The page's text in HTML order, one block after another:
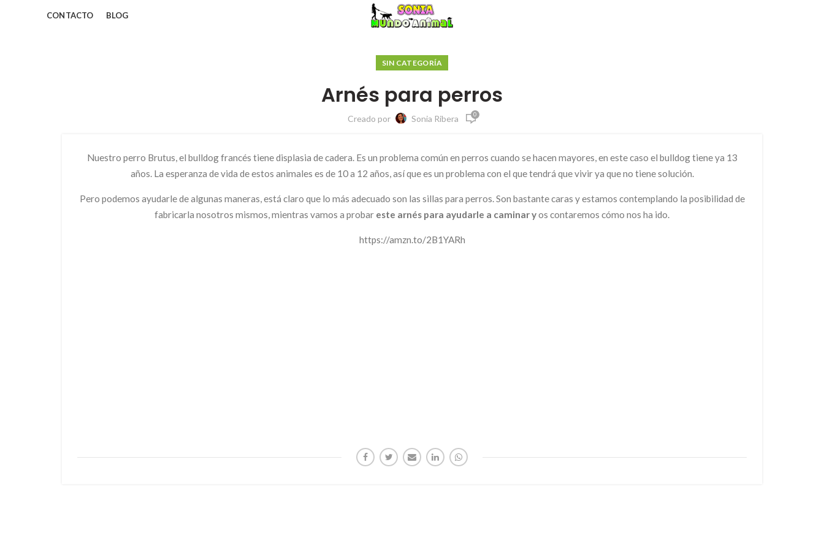
CONTACTO BLOG
SIN CATEGORÍA
Arnés para perros
Creado por Sonia Ribera 0
Nuestro perro Brutus, el bulldog francés tiene displasia de cadera. Es un problema común en perros cuando se hacen mayores, en este caso el bulldog tiene ya 13
años. La esperanza de vida de estos animales es de 10 a 12 años, así que es un problema con el que tendrá que vivir ya que no tiene solución.
Pero podemos ayudarle de algunas maneras, está claro que lo más adecuado son las sillas para perros. Son bastante caras y estamos contemplando la posibilidad de
fabricarla nosotros mismos, mientras vamos a probar este arnés para ayudarle a caminar yos contaremos cómo nos ha ido.
https://amzn.to/2B1YARh